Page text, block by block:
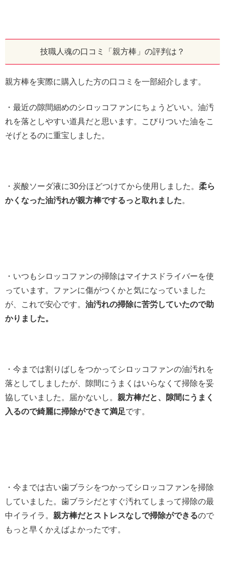
技職人魂の口コミ「親方棒」の評判は？
親方棒を実際に購入した方の口コミを一部紹介します。
・最近の隙間細めのシロッコファンにちょうどいい。油汚
れを落としやすい道具だと思います。こびりついた油をこ
そげとるのに重宝しました。
・炭酸ソーダ液に30分ほどつけてから使用しました。 柔ら
かくなった油汚れが親方棒でするっと取れました。
・いつもシロッコファンの掃除はマイナスドライバーを使
っています。ファンに傷がつくかと気になっていました
が、これで安心です。 油汚れの掃除に苦労していたので助
かりました。
・今までは割りばしをつかってシロッコファンの油汚れを
落としてしましたが、隙間にうまくはいらなくて掃除を妥
協していました。届かないし。 親方棒だと、隙間にうまく
入るので綺麗に掃除ができて満足です。
・今までは古い歯ブラシをつかってシロッコファンを掃除
していました。歯ブラシだとすぐ汚れてしまって掃除の最
中イライラ。 親方棒だとストレスなしで掃除ができるので
もっと早くかえばよかったです。